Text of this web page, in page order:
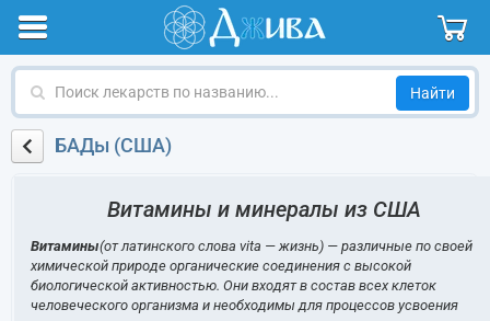
Поиск
по
названиюБАДы (США)
Витамины и минералы из США
Витамины(от латинского слова vita — жизнь) — различные по своей
химической природе органические соединения с высокой
биологической активностью. Они входят в состав всех клеток
человеческого организма и необходимы для процессов усвоения